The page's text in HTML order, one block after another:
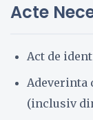
Acte
Act de
Adeverinta
(inclusiv